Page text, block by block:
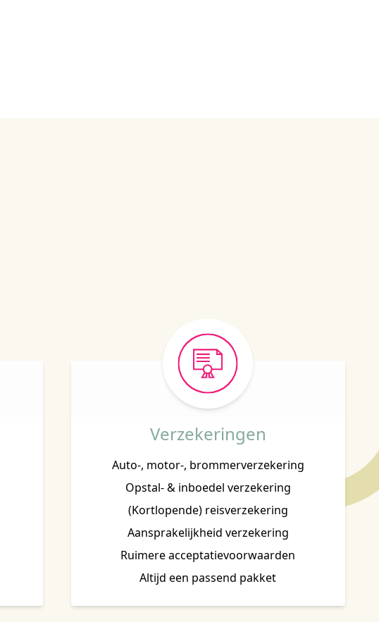
Verzekeringen
Auto-, motor-, brommerverzekering
Opstal- & inboedel verzekering
(Kortlopende) reisverzekering
Aansprakelijkheid verzekering
Ruimere acceptatievoorwaarden
Altijd een passend pakket